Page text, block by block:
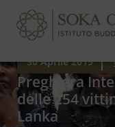
30 Aprile 2019
Preghiera
delle 254
Lanka